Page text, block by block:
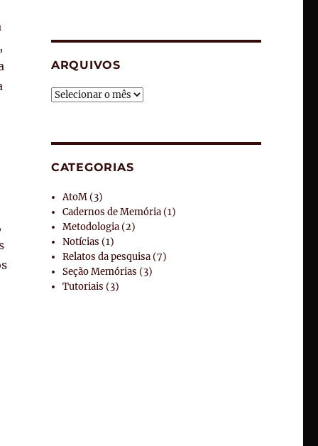
ARQUIVOS
Arquivos
CATEGORIAS
AtoM(3)
Cadernos de Memória(1)
Metodologia(2)
Notícias (1)
Relatos da pesquisa(7)
Seção Memórias (3)
Tutoriais (3)